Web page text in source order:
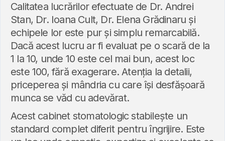
Calitatea lucrărilor efectuate de Dr. Andrei
Stan, Dr. Ioana Cult, Dr. Elena Grădinaru și
echipele lor este pur și simplu remarcabilă.
Dacă acest lucru ar fi evaluat pe o scară de la
1 la 10, unde 10 este cel mai bun, acest loc
este 100, fără exagerare. Atenția la detalii,
priceperea și mândria cu care își desfășoară
munca se văd cu adevărat.
Acest cabinet stomatologic stabilește un
standard complet diferit pentru îngrijire. Este